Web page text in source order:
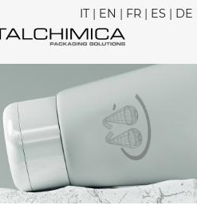
IT| EN | FR | ES | DE